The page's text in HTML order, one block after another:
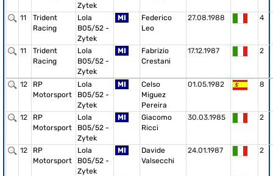
Zytek
11
Trident
Racing
Lola
B05/52 -
Zytek
MI
Federico
Leo
27.08.1988 4
11
Trident
Racing
Lola
B05/52 -
Zytek
MI
Fabrizio
Crestani
17.12.1987 2
12
RP
Motorsport
Lola
B05/52 -
Zytek
MI
Celso
Miguez
Pereira
01.05.1982 8
12
RP
Motorsport
Lola
B05/52 -
Zytek
MI
Giacomo
Ricci
30.03.1985 2
12
RP
Motorsport
Lola
B05/52 -
Zytek
MI
Davide
Valsecchi
24.01.1987 2